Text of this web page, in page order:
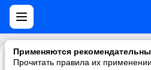
Применяются
Прочитать правила их
Каталог Рекомендации